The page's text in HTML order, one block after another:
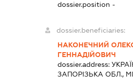
dossier.position -
dossier.beneficiaries:
НАКОНЕЧНИЙ
ГЕННАДІЙОВИЧ
dossier.address:
ЗАПОРІЗЬКА ОБЛ.,